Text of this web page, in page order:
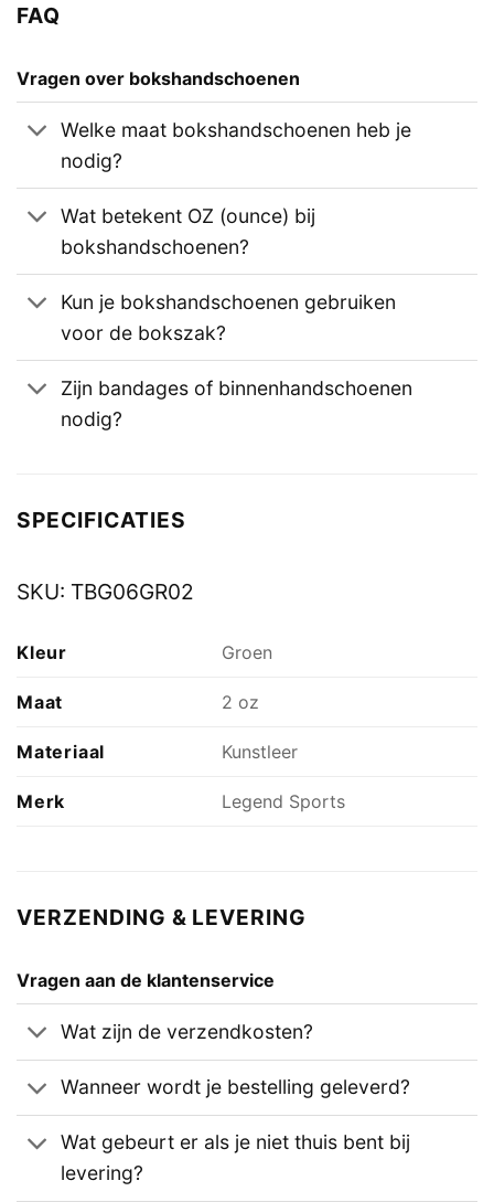
FAQ
Vragen over bokshandschoenen
Welke maat bokshandschoenen heb je
nodig?
Wat betekent OZ (ounce) bij
bokshandschoenen?
Kun je bokshandschoenen gebruiken
voor de bokszak?
Zijn bandages of binnenhandschoenen
nodig?
SPECIFICATIES
SKU: TBG06GR02
Kleur Groen
Maat 2 oz
Materiaal Kunstleer
Merk Legend Sports
VERZENDING & LEVERING
Vragen aan de klantenservice
Wat zijn de verzendkosten?
Wanneer wordt je bestelling geleverd?
Wat gebeurt er als je niet thuis bent bij
levering?